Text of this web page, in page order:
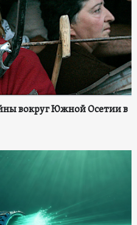
вокруг Южной Осетии в